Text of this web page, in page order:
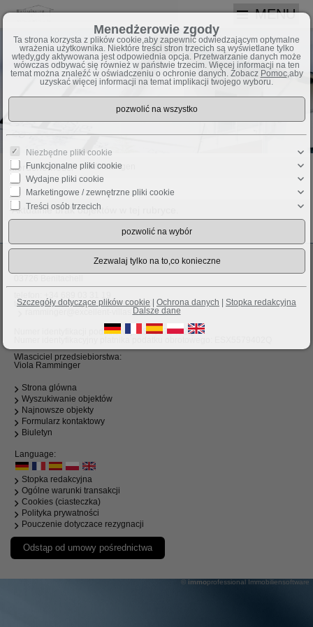
MENU
nieruchomosci Wohnungen
Aktualnie brak objektów w tej rubryce.
Viola Mandy Ramminger
telefon komórkowy:+34 689 033 119
ramminger@excellent-villas.eu
Numer identyfikacji podatkowej: ESX5579402Q
Wlasciciel przedsiebiorstwa:
Viola Ramminger
Strona glówna
Wyszukiwanie objektów
Najnowsze objekty
Formularz kontaktowy
Biuletyn
Language:
Stopka redakcyjna
Ogólne warunki transakcji
Cookies (ciasteczka)
Polityka prywatności
Pouczenie dotyczace rezygnacji
Odstąp od umowy pośrednictwa
© immoprofessional Immobiliensoftware
Menedżerowie zgody
Ta strona korzysta z plików cookie,aby zapewnić odwiedzającym optymalne
wrażenia użytkownika. Niektóre treści stron trzecich są wyświetlane tylko
wtedy,gdy aktywowana jest odpowiednia opcja. Przetwarzanie danych może
wówczas odbywać się również w państwie trzecim. Więcej informacji na ten
temat można znaleźć w oświadczeniu o ochronie danych. Zobacz Pomoc,aby
uzyskać więcej informacji na temat implikacji twojego wyboru.
Niezbędne pliki cookie
Funkcjonalne pliki cookie
Wydajne pliki cookie
Marketingowe / zewnętrzne pliki cookie
Treści osób trzecich
Szczegóły dotyczące plików cookie | Ochrona danych | Stopka redakcyjna
Dalsze dane